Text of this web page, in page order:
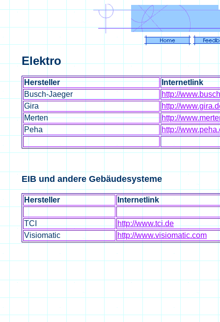
Elektro
Hersteller
Internetlink
Busch-Jaeger
http://
Gira
http://
Merten
http://
Peha
http://
EIB und andere Gebäudesysteme
Hersteller Internetlink
TCI
http://www.tci.de
Visiomatic
http://www.visiomatic.com